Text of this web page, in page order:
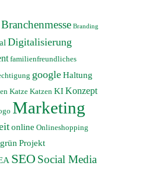
Branchenmesse Branding
Digitalisierung
familienfreundliches
googleHaltung
Katze Katzen KIKonzept
Marketing
online Onlineshopping
Projekt
SEO Social Media